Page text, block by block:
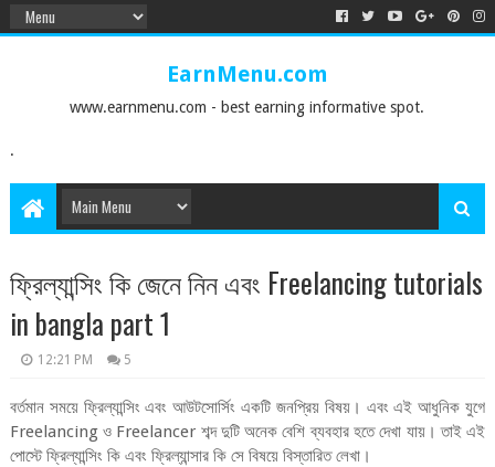
EarnMenu.com
www.earnmenu.com - best earning informative spot.
.
ফ্রিল্যান্সিং কি জেনে নিন এবং Freelancing tutorials
in bangla part 1
12:21 PM 5
বর্তমান সময়ে ফ্রিল্যান্সিং এবং আউটসোর্সিং একটি জনপ্রিয় বিষয়। এবং এই আধুনিক যুগে
Freelancing ও Freelancer শব্দ দুটি অনেক বেশি ব্যবহার হতে দেখা যায়। তাই এই
পোস্টে ফ্রিল্যান্সিং কি এবং ফ্রিল্যান্সার কি সে বিষয়ে বিস্তারিত লেখা।